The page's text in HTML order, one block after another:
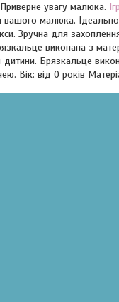
увагу малюка.
вашого малюка.
Зручна для
виконана з
Брязкальце
Вік: від 0 років